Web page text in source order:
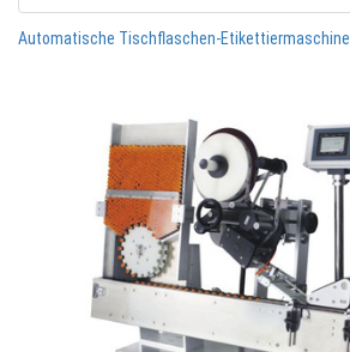
Automatische Tischflaschen-Etikettiermaschine